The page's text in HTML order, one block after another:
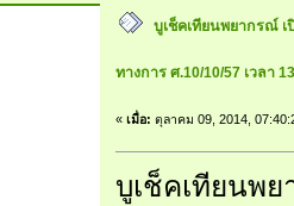
บูเช็คเทียนพยากรณ์ เ
ทางการ ศ.10/10/57 เวลา
« เมื่อ: ตุลาคม 09, 2014,
บูเช็คเทียนพ